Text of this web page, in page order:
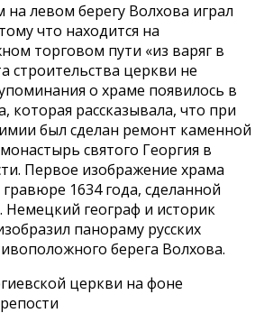
на левом берегу Волхова играл
что находится на
торговом пути «из варяг в
строительства церкви не
о храме появилось в
которая рассказывала, что при
был сделан ремонт каменной
святого Георгия в
Первое изображение храма
1634 года, сделанной
географ и историк
панораму русских
берега Волхова.